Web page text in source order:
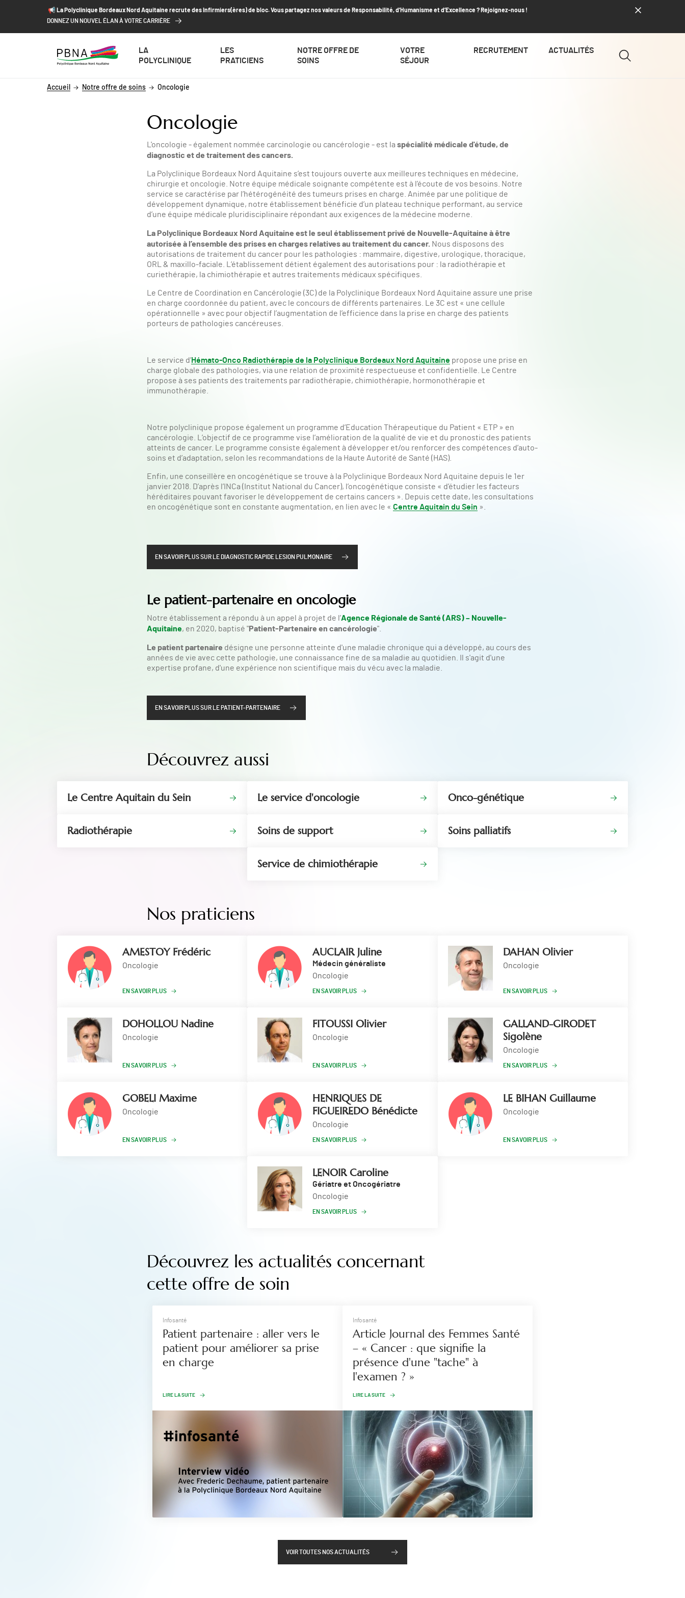
ALLER AU CONTENU
ALLER À LA RECHERCHE
📢​ La Polyclinique Bordeaux Nord Aquitaine recrute des Infirmiers(ères) de bloc. Vous partagez nos valeurs de Responsabilité, d’Humanisme et d’Excellence ? Rejoignez-nous !
DONNEZ UN NOUVEL ÉLAN À VOTRE CARRIÈRE
LA
POLYCLINIQUE
LES
PRATICIENS
NOTRE OFFRE DE
SOINS
VOTRE
SÉJOUR
RECRUTEMENT ACTUALITÉS
Accueil Notre offre de soins Oncologie
Oncologie
L'oncologie - également nommée carcinologie ou cancérologie - est la spécialité médicale d'étude, de
diagnostic et de traitement des cancers.
La Polyclinique Bordeaux Nord Aquitaine s’est toujours ouverte aux meilleures techniques en médecine,
chirurgie et oncologie. Notre équipe médicale soignante compétente est à l’écoute de vos besoins. Notre
service se caractérise par l’hétérogénéité des tumeurs prises en charge. Animée par une politique de
développement dynamique, notre établissement bénéficie d’un plateau technique performant, au service
d’une équipe médicale pluridisciplinaire répondant aux exigences de la médecine moderne.
La Polyclinique Bordeaux Nord Aquitaine est le seul établissement privé de Nouvelle-Aquitaine à être
autorisée à l’ensemble des prises en charges relatives au traitement du cancer. Nous disposons des
autorisations de traitement du cancer pour les pathologies : mammaire, digestive, urologique, thoracique,
ORL & maxillo-faciale. L’établissement détient également des autorisations pour : la radiothérapie et
curiethérapie, la chimiothérapie et autres traitements médicaux spécifiques.
Le Centre de Coordination en Cancérologie (3C) de la Polyclinique Bordeaux Nord Aquitaine assure une prise
en charge coordonnée du patient, avec le concours de différents partenaires. Le 3C est « une cellule
opérationnelle » avec pour objectif l’augmentation de l’efficience dans la prise en charge des patients
porteurs de pathologies cancéreuses.
Le service d’Hémato-Onco Radiothérapie de la Polyclinique Bordeaux Nord Aquitaine propose une prise en
charge globale des pathologies, via une relation de proximité respectueuse et confidentielle. Le Centre
propose à ses patients des traitements par radiothérapie, chimiothérapie, hormonothérapie et
immunothérapie.
Notre polyclinique propose également un programme d’Education Thérapeutique du Patient « ETP » en
cancérologie. L’objectif de ce programme vise l’amélioration de la qualité de vie et du pronostic des patients
atteints de cancer. Le programme consiste également à développer et/ou renforcer des compétences d’auto-
soins et d’adaptation, selon les recommandations de la Haute Autorité de Santé (HAS).
Enfin, une conseillère en oncogénétique se trouve à la Polyclinique Bordeaux Nord Aquitaine depuis le 1er
janvier 2018. D’après l’INCa (Institut National du Cancer), l’oncogénétique consiste « d’étudier les facteurs
héréditaires pouvant favoriser le développement de certains cancers ». Depuis cette date, les consultations
en oncogénétique sont en constante augmentation, en lien avec le « Centre Aquitain du Sein ».
EN SAVOIR PLUS SUR LE DIAGNOSTIC RAPIDE LESION PULMONAIRE
Le patient-partenaire en oncologie
Notre établissement a répondu à un appel à projet de l’Agence Régionale de Santé (ARS) – Nouvelle-
Aquitaine, en 2020, baptisé "Patient-Partenaire en cancérologie".
Le patient partenaire désigne une personne atteinte d'une maladie chronique qui a développé, au cours des
années de vie avec cette pathologie, une connaissance fine de sa maladie au quotidien. Il s'agit d'une
expertise profane, d'une expérience non scientifique mais du vécu avec la maladie.
EN SAVOIR PLUS SUR LE PATIENT-PARTENAIRE
Découvrez aussi
Le Centre Aquitain du Sein Le service d'oncologie Onco-génétique
Radiothérapie Soins de support Soins palliatifs
Service de chimiothérapie
Nos praticiens
AMESTOY Frédéric
Oncologie
EN SAVOIR PLUS
AUCLAIR Juline
Médecin généraliste
Oncologie
EN SAVOIR PLUS
DAHAN Olivier
Oncologie
EN SAVOIR PLUS
DOHOLLOU Nadine
Oncologie
EN SAVOIR PLUS
FITOUSSI Olivier
Oncologie
EN SAVOIR PLUS
GALLAND-GIRODET
Sigolène
Oncologie
EN SAVOIR PLUS
GOBELI Maxime
Oncologie
EN SAVOIR PLUS
HENRIQUES DE
FIGUEIREDO Bénédicte
Oncologie
EN SAVOIR PLUS
LE BIHAN Guillaume
Oncologie
EN SAVOIR PLUS
LENOIR Caroline
Gériatre et Oncogériatre
Oncologie
EN SAVOIR PLUS
Découvrez les actualités concernant
cette offre de soin
Infosanté
Patient partenaire : aller vers le
patient pour améliorer sa prise
en charge
LIRE LA SUITE
Infosanté
Article Journal des Femmes Santé
– « Cancer : que signifie la
présence d'une "tache" à
l'examen ? »
LIRE LA SUITE
VOIR TOUTES NOS ACTUALITÉS